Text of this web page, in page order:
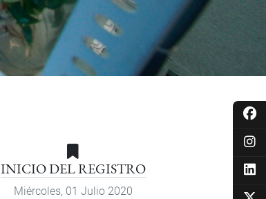
INICIO DEL REGISTRO
Miércoles, 01 Julio 2020